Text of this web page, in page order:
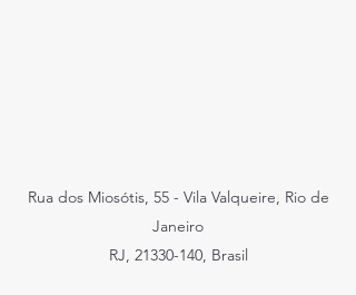
Rua dos Miosótis, 55 - Vila Valqueire, Rio de
Janeiro
RJ, 21330-140, Brasil